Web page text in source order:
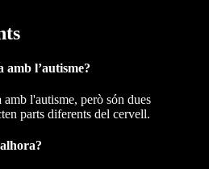
amb l’autisme?
l'autisme, però són dues
parts diferents del cervell.